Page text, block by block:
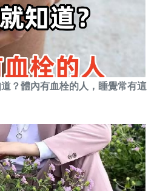
？體內有血栓的人，睡覺常有這